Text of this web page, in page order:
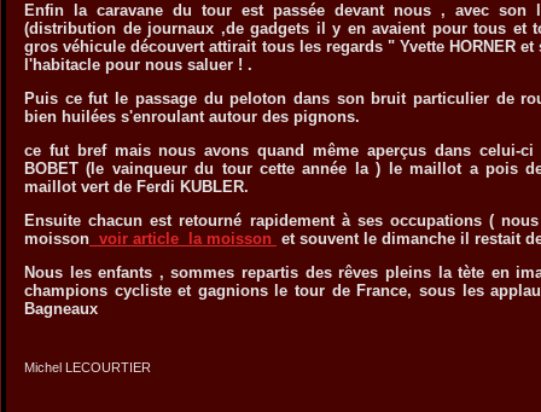
Enfin la caravane du tour est passée devant nous , avec son
(distribution de journaux ,de gadgets il y en avaient pour tous et
gros véhicule découvert attirait tous les regards " Yvette HORNER
l'habitacle pour nous saluer ! .
Puis ce fut le passage du peloton dans son bruit particulier de
bien huilées s'enroulant autour des pignons.
ce fut bref mais nous avons quand même aperçus dans celui-
BOBET (le vainqueur du tour cette année la ) le maillot a pois
maillot vert de Ferdi KUBLER.
Ensuite chacun est retourné rapidement à ses occupations (
moisson voir article la moisson et souvent le dimanche il restait
Nous les enfants , sommes repartis des rêves pleins la tète en
champions cycliste et gagnions le tour de France, sous les
Bagneaux
Michel LECOURTIER